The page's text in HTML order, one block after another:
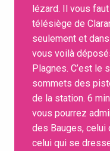
lézard. Il vous
télésiège de
seulement et
vous voilà
Plagnes. C’est le
sommets des
de la station. 6
vous pourrez
des Bauges, celui
celui qui se